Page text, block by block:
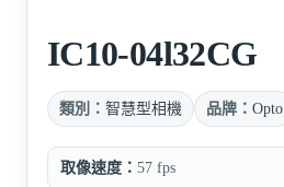
IC10-04l32CG
類別： 智慧型相機 品牌： Opto
取像速度： 57 fps